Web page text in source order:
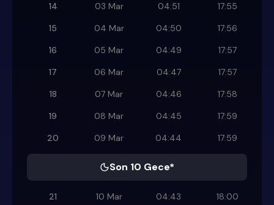
14
03 Mar 04:51
17:55
15
04 Mar 04:50
17:56
16
05 Mar 04:49
17:57
17
06 Mar 04:47
17:57
18
07 Mar 04:46
17:58
19
08 Mar 04:45
17:59
20
09 Mar 04:44 17:59
Son 10 Gece*
21 10 Mar 04:43
18:00